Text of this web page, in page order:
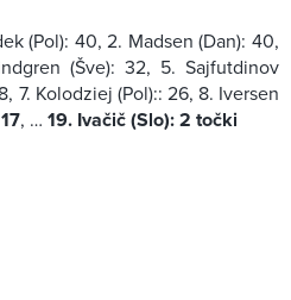
(Pol): 40, 2. Madsen (Dan): 40,
(Šve): 32, 5. Sajfutdinov
7. Kolodziej (Pol):: 26, 8. Iversen
, … 19. Ivačič (Slo): 2 točki